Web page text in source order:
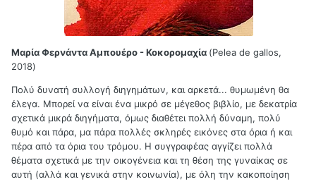
Μαρία Φερνάντα Αμπουέρο - Κοκορομαχία (Pelea de gallos,
2018)
Πολύ δυνατή συλλογή διηγημάτων, και αρκετά... θυμωμένη θα
έλεγα. Μπορεί να είναι ένα μικρό σε μέγεθος βιβλίο, με δεκατρία
σχετικά μικρά διηγήματα, όμως διαθέτει πολλή δύναμη, πολύ
θυμό και πάρα, μα πάρα πολλές σκληρές εικόνες στα όρια ή και
πέρα από τα όρια του τρόμου. Η συγγραφέας αγγίζει πολλά
θέματα σχετικά με την οικογένεια και τη θέση της γυναίκας σε
αυτή (αλλά και γενικά στην κοινωνία), με όλη την κακοποίηση